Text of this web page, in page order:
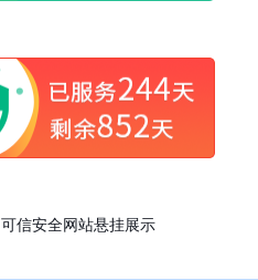
可信安全网站悬挂展示